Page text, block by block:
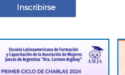
Inscribirse
Este
producto
tiene